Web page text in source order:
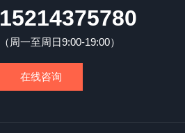
15214375780
（周一至周日9:00-19:00）
在线咨询